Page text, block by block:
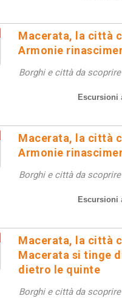
Macerata, la città
Armonie
Borghi e città da scoprire
Escursioni
Macerata, la città
Armonie
Borghi e città da scoprire
Escursioni
Macerata, la città
Macerata si tinge
dietro le quinte
Borghi e città da scoprire